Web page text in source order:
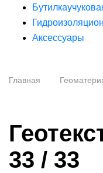
Аксессуары
Главная
33 / 33